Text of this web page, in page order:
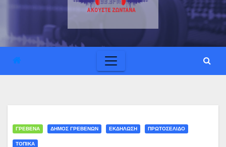
ΓΡΕΒΕΝΑ ΔΗΜΟΣ ΓΡΕΒΕΝΩΝ ΕΚΔΗΛΩΣΗ ΠΡΩΤΟΣΕΛΙΔΟ
ΤΟΠΙΚΑ